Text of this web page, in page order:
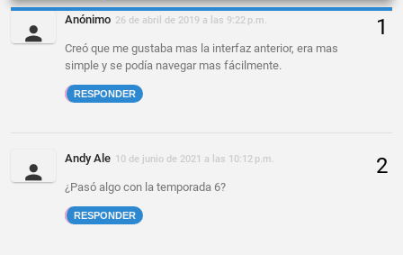
Anónimo 26 de abril de 2019 a las 9:22 p.m.
Creó que me gustaba mas la interfaz anterior, era mas
simple y se podía navegar mas fácilmente.
RESPONDER
Andy Ale 10 de junio de 2021 a las 10:12 p.m.
¿Pasó algo con la temporada 6?
RESPONDER